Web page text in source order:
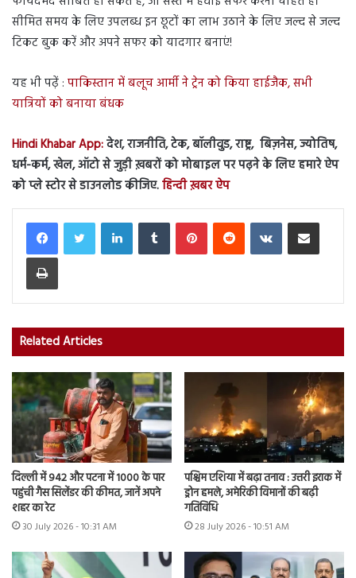
सीमित समय के लिए उपलब्ध इन छूटों का लाभ उठाने के लिए जल्द से जल्द
टिकट बुक करें और अपने सफर को यादगार बनाएं!
यह भी पढ़ें : पाकिस्तान में बलूच आर्मी ने ट्रेन को किया हाईजैक, सभी
यात्रियों को बनाया बंधक
Hindi Khabar App:देश, राजनीति, टेक, बॉलीवुड, राष्ट्र, बिज़नेस, ज्योतिष,
धर्म-कर्म, खेल, ऑटो से जुड़ी ख़बरों को मोबाइल पर पढ़ने के लिए हमारे ऐप
को प्ले स्टोर से डाउनलोड कीजिए.हिन्दी ख़बर ऐप
LinkedInTumblr PinterestReddit VKontakteShare via Email
Print
Related Articles
दिल्ली में 942 और पटना में 1000 के पार
पहुंची गैस सिलेंडर की कीमत, जानें अपने
शहर का रेट
30 July 2026 - 10:31 AM
पश्चिम एशिया में बढ़ा तनाव : उत्तरी इराक में
ड्रोन हमले, अमेरिकी विमानों की बढ़ी
गतिविधि
28 July 2026 - 10:51 AM